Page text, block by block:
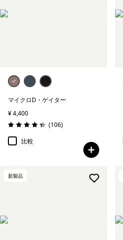
マイクロD・ゲイター
¥ 4,400
評価: 4.4 / 5
(106レビュー
)
比較
新製品